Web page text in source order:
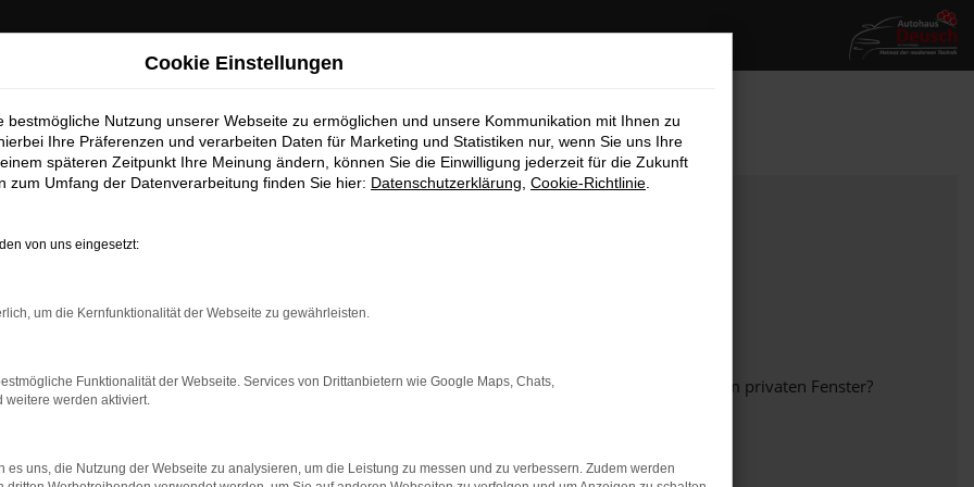
bestimmter Seiten verhindern. Funktioniert die Seite in einem anderen Browser oder in einem privaten Fenster?
auf dem neuesten Stand sind.
Cookie Einstellungen
bestmögliche Nutzung unserer Webseite zu ermöglichen und unsere Kommunikation mit Ihnen zu
Ihre Präferenzen und verarbeiten Daten für Marketing und Statistiken nur, wenn Sie uns Ihre
späteren Zeitpunkt Ihre Meinung ändern, können Sie die Einwilligung jederzeit für die Zukunft
zum Umfang der Datenverarbeitung finden Sie hier: Datenschutzerklärung Cookie-Richtlinie
von uns eingesetzt:
um die Kernfunktionalität der Webseite zu gewährleisten.
Funktionalität der Webseite. Services von Drittanbietern wie Google Maps, Chats,
weitere werden aktiviert.
es uns, die Nutzung der Webseite zu analysieren, um die Leistung zu messen und zu verbessern. Zudem werden